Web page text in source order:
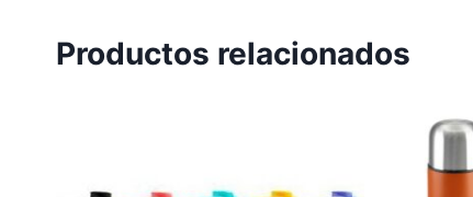
Productos relacionados